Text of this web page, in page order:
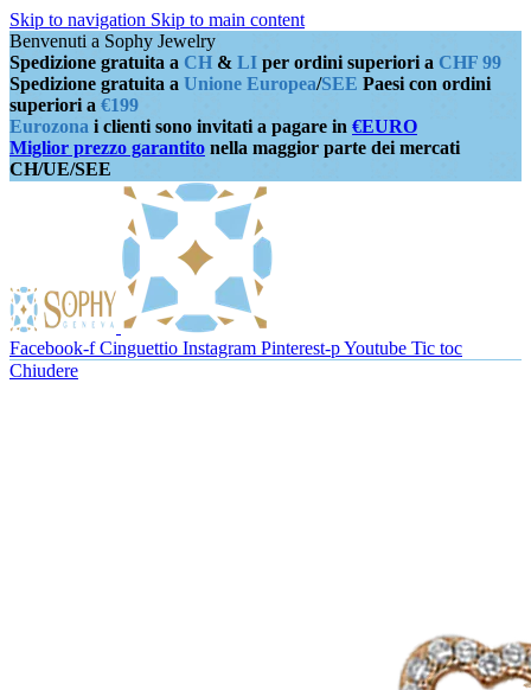
Skip to navigation Skip to main content
Benvenuti a Sophy Jewelry
Spedizione gratuita a CH & LI per ordini superiori a CHF 99
Spedizione gratuita a Unione Europea/SEE Paesi con ordini
superiori a €199
Eurozona i clienti sono invitati a pagare in €EURO
Miglior prezzo garantito nella maggior parte dei mercati
CH/UE/SEE
Facebook-f Cinguettio Instagram Pinterest-pYoutube Tic toc
Chiudere